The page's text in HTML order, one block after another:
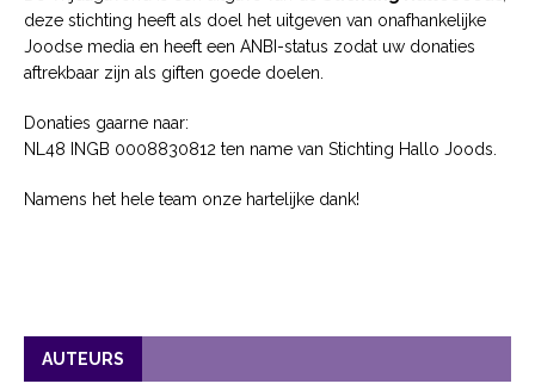
deze stichting heeft als doel het uitgeven van onafhankelijke
Joodse media en heeft een ANBI-status zodat uw donaties
aftrekbaar zijn als giften goede doelen.
Donaties gaarne naar:
NL48 INGB 0008830812 ten name van Stichting Hallo Joods.
Namens het hele team onze hartelijke dank!
AUTEURS